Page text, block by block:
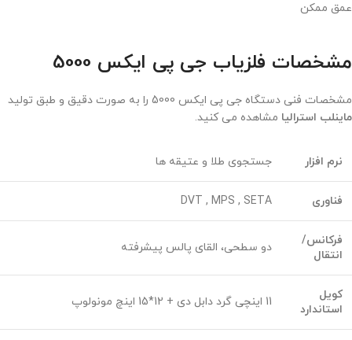
عمق ممکن
مشخصات فلزیاب جی پی ایکس 5000
مشخصات فنی دستگاه جی پی ایکس 5000 را به صورت دقیق و طبق تولید
ماینلب استرالیا مشاهده می کنید.
نرم افزار جستجوی طلا و عتیقه ها
فناوری DVT , MPS , SETA
فرکانس/
انتقال
دو سطحی، القای پالس پیشرفته
کویل
استاندارد
11 اینچی گرد دابل دی + 12*15 اینچ مونولوپ